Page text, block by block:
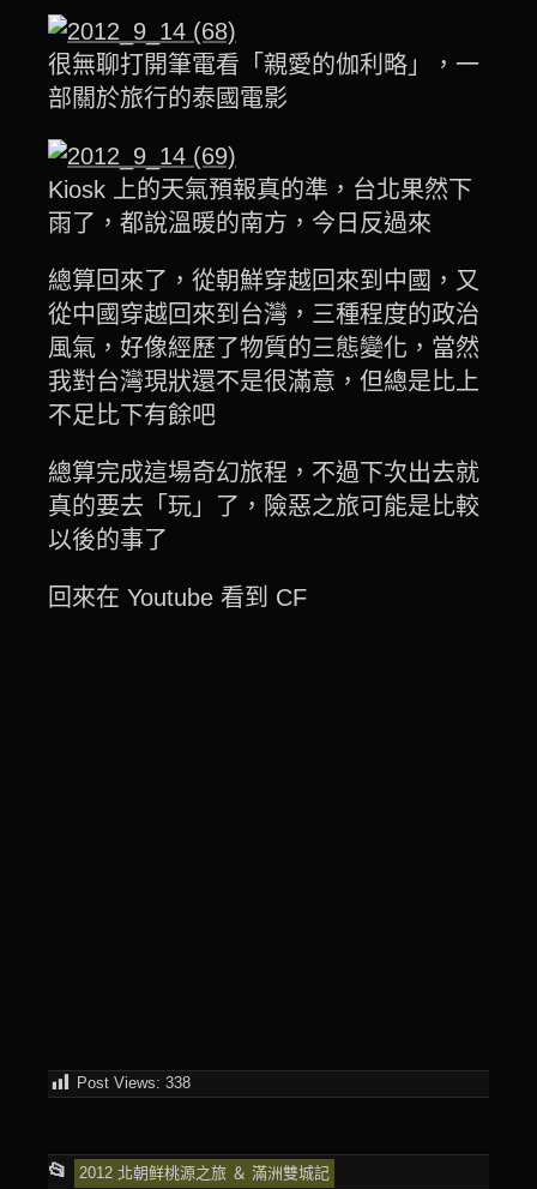
很無聊打開筆電看「親愛的伽利略」，一
部關於旅行的泰國電影
Kiosk 上的天氣預報真的準，台北果然下
雨了，都說溫暖的南方，今日反過來
總算回來了，從朝鮮穿越回來到中國，又
從中國穿越回來到台灣，三種程度的政治
風氣，好像經歷了物質的三態變化，當然
我對台灣現狀還不是很滿意，但總是比上
不足比下有餘吧
總算完成這場奇幻旅程，不過下次出去就
真的要去「玩」了，險惡之旅可能是比較
以後的事了
回來在 Youtube 看到 CF
Post Views: 338
📂
This
2012 北朝鲜桃源之旅 ＆ 滿洲雙城記